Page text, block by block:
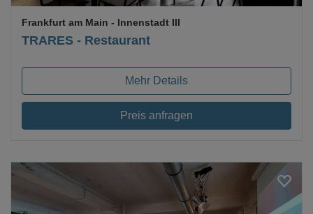
TRARES - Restaurant
Frankfurt am Main - Innenstadt III
Mehr Details
Preis anfragen